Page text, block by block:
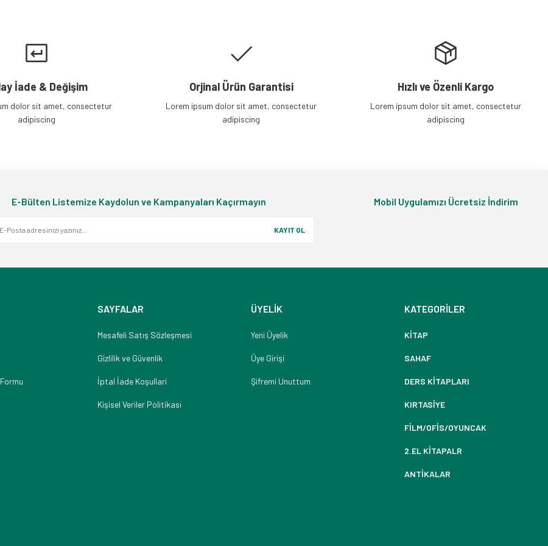
İade & Değişim
dolor sit amet, consectetur
adipiscing
Orjinal Ürün Garantisi
Lorem ipsum dolor sit amet, consectetur
adipiscing
Hızlı ve Özenli Kargo
Lorem ipsum dolor sit amet, consectetur
adipiscing
E-Bülten Listemize Kaydolun ve Kampanyaları Kaçırmayın
KAYIT OL
Mobil Uygulamızı Ücretsiz İndirim
SAYFALAR
Mesafeli Satış Sözleşmesi
Gizlilik ve Güvenlik
İptal İade Koşullari
Kişisel Veriler Politikası
ÜYELİK
Yeni Üyelik
Üye Girişi
Şifremi Unuttum
KATEGORİLER
KİTAP
SAHAF
DERS KİTAPLARI
KIRTASİYE
FİLM/OFİS/OYUNCAK
2.EL KİTAPALR
ANTİKALAR